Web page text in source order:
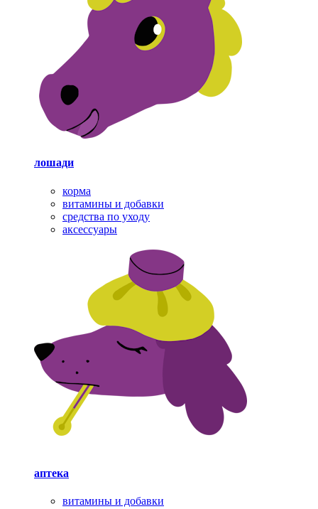
лошади
корма
витамины и добавки
средства по уходу
аксессуары
аптека
витамины и добавки